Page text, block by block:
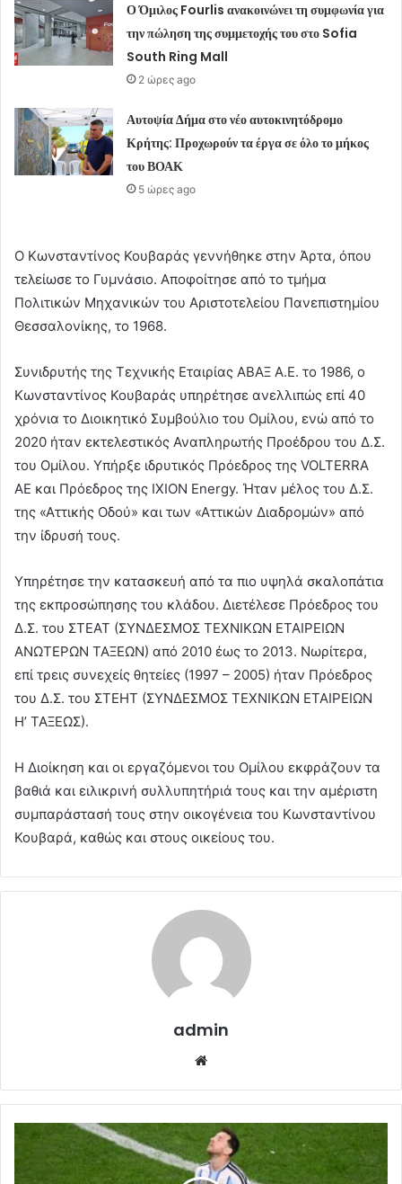
Ο Όμιλος Fourlis ανακοινώνει τη συμφωνία για
την πώληση της συμμετοχής του στο Sofia
South Ring Mall
2 ώρες ago
Αυτοψία Δήμα στο νέο αυτοκινητόδρομο
Κρήτης: Προχωρούν τα έργα σε όλο το μήκος
του ΒΟΑΚ
5 ώρες ago
Ο Κωνσταντίνος Κουβαράς γεννήθηκε στην Άρτα, όπου
τελείωσε το Γυμνάσιο. Αποφοίτησε από το τμήμα
Πολιτικών Μηχανικών του Αριστοτελείου Πανεπιστημίου
Θεσσαλονίκης, το 1968.
Συνιδρυτής της Τεχνικής Εταιρίας ΑΒΑΞ Α.Ε. το 1986, ο
Κωνσταντίνος Κουβαράς υπηρέτησε ανελλιπώς επί 40
χρόνια το Διοικητικό Συμβούλιο του Ομίλου, ενώ από το
2020 ήταν εκτελεστικός Αναπληρωτής Προέδρου του Δ.Σ.
του Ομίλου. Υπήρξε ιδρυτικός Πρόεδρος της VOLTERRA
AE και Πρόεδρος της IXION Energy. Ήταν μέλος του Δ.Σ.
της «Αττικής Οδού» και των «Αττικών Διαδρομών» από
την ίδρυσή τους.
Υπηρέτησε την κατασκευή από τα πιο υψηλά σκαλοπάτια
της εκπροσώπησης του κλάδου. Διετέλεσε Πρόεδρος του
Δ.Σ. του ΣΤΕΑΤ (ΣΥΝΔΕΣΜΟΣ ΤΕΧΝΙΚΩΝ ΕΤΑΙΡΕΙΩΝ
ΑΝΩΤΕΡΩΝ ΤΑΞΕΩΝ) από 2010 έως το 2013. Νωρίτερα,
επί τρεις συνεχείς θητείες (1997 – 2005) ήταν Πρόεδρος
του Δ.Σ. του ΣΤΕΗΤ (ΣΥΝΔΕΣΜΟΣ ΤΕΧΝΙΚΩΝ ΕΤΑΙΡΕΙΩΝ
Η’ ΤΑΞΕΩΣ).
Η Διοίκηση και οι εργαζόμενοι του Ομίλου εκφράζουν τα
βαθιά και ειλικρινή συλλυπητήριά τους και την αμέριστη
συμπαράστασή τους στην οικογένεια του Κωνσταντίνου
Κουβαρά, καθώς και στους οικείους του.
admin